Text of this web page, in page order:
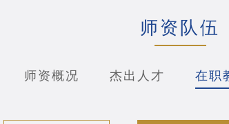
师资队伍
师资概况 杰出人才 在职